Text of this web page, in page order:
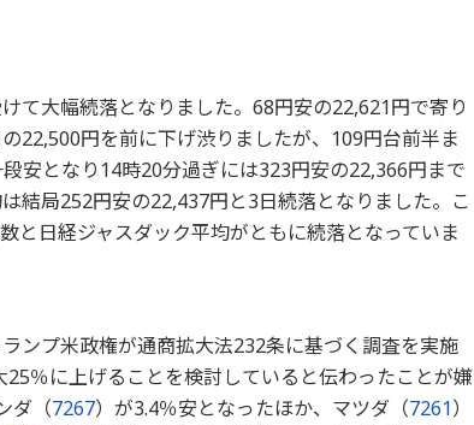
て大幅続落となりました。68円安の22,621円で寄り
22,500円を前に下げ渋りましたが、109円台前半ま
安となり14時20分過ぎには323円安の22,366円まで
結局252円安の22,437円と3日続落となりました。こ
と日経ジャスダック平均がともに続落となっていま
ンプ米政権が通商拡大法232条に基づく調査を実施
％に上げることを検討していると伝わったことが嫌
ダ（7267）が3.4％安となったほか、マツダ（7261）